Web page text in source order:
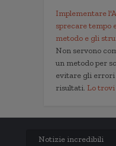
Implementare
sprecare tempo
metodo e gli
Non servono
un metodo per
evitare gli errori
risultati. Lo trovi
Notizie incredibili